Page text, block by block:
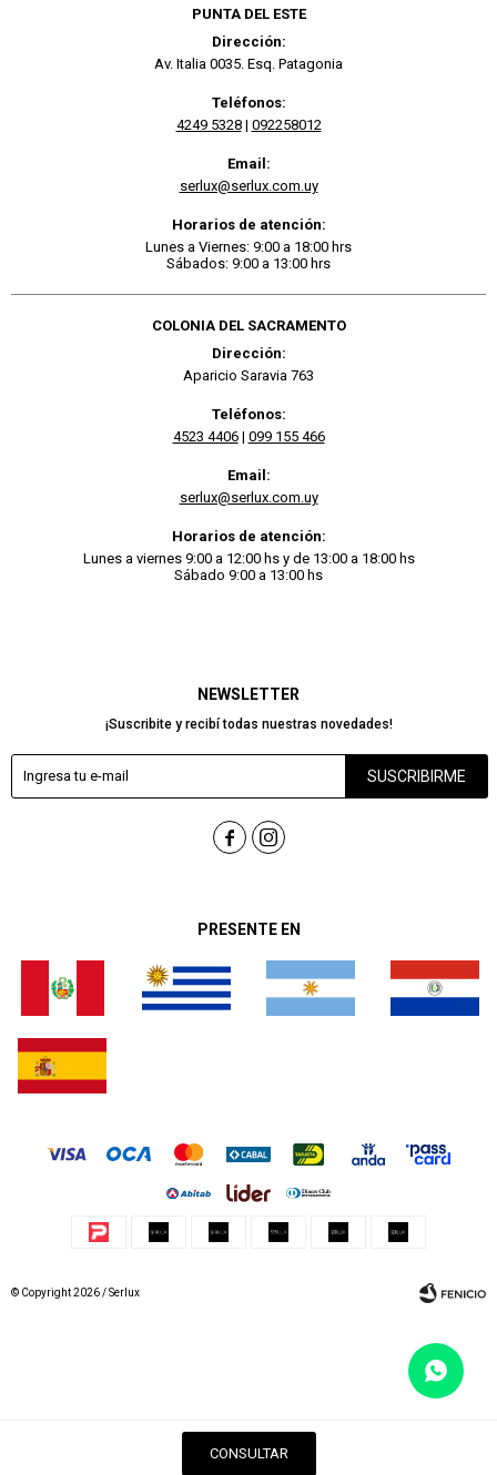
CONSULTAR
PRESENTE EN
NEWSLETTER
¡Suscribite y recibí todas nuestras novedades!
SUSCRIBIRME
 
PUNTA DEL ESTE
Dirección:
Av. Italia 0035. Esq. Patagonia
Teléfonos:
4249 5328| 092258012
Email:
serlux@serlux.com.uy
Horarios de atención:
Lunes a Viernes: 9:00 a 18:00 hrs
Sábados: 9:00 a 13:00 hrs
COLONIA DEL SACRAMENTO
Dirección:
Aparicio Saravia 763
Teléfonos:
4523 4406| 099 155 466
Email:
serlux@serlux.com.uy
Horarios de atención:
Lunes a viernes 9:00 a 12:00 hs y de 13:00 a 18:00 hs
Sábado 9:00 a 13:00 hs
© Copyright 2026 / Serlux